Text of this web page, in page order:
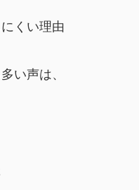
くい理由
い声は、